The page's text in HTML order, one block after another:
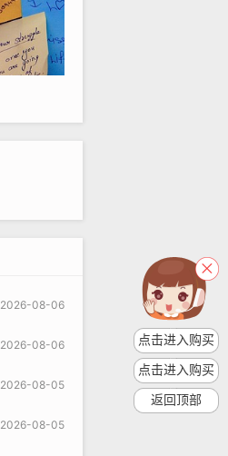
2026-08-06
2026-08-06
2026-08-05
2026-08-05
点击进入购买
点击进入购买
返回顶部